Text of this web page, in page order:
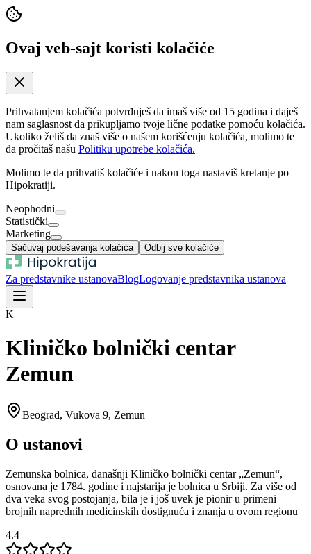
Ovaj veb-sajt koristi kolačiće
Prihvatanjem kolačića potvrđuješ da imaš više od 15 godina i daješ
nam saglasnost da prikupljamo tvoje lične podatke pomoću kolačića.
Ukoliko želiš da znaš više o našem korišćenju kolačića, molimo te
da pročitaš našu Politiku upotrebe kolačića.
Molimo te da prihvatiš kolačiće i nakon toga nastaviš kretanje po
Hipokratiji.
Neophodni
Statistički
Marketing
Sačuvaj podešavanja kolačića Odbij sve kolačiće
Za predstavnike ustanovaBlogLogovanje predstavnika ustanova
K
Kliničko bolnički centar
Zemun
Beograd, Vukova 9, Zemun
O ustanovi
Zemunska bolnica, današnji Kliničko bolnički centar „Zemun“,
osnovana je 1784. godine i najstarija je bolnica u Srbiji. Za više od
dva veka svog postojanja, bila je i još uvek je pionir u primeni
brojnih naprednih medicinskih dostignuća i znanja u ovom regionu
4.4